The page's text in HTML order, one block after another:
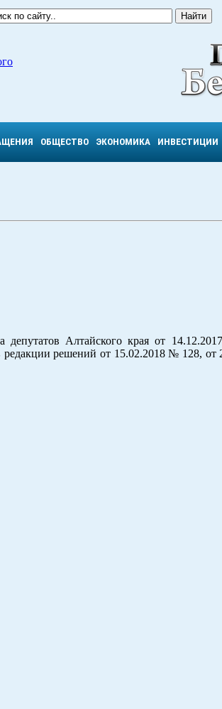
ОБЩЕСТВО ЭКОНОМИКА ИНВЕСТИЦИИ
депутатов Алтайского края от
редакции решений от 15.02.2018 № 128,